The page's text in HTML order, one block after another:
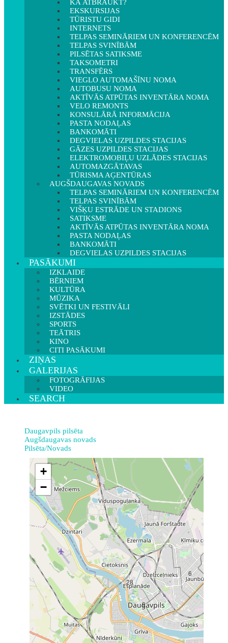
KĀ ATBRAUKT?
EKSKURSIJAS
TŪRISTU GIDI
INTERNETS
TELPAS SEMINĀRIEM UN KONFERENCĒM
TELPAS SVINĪBĀM
PILSĒTAS SATIKSME
TAKSOMETRI
TRANSFĒRS
VIEGLO AUTOMAŠĪNU NOMA
AUTOBUSU NOMA
AKTĪVĀS ATPŪTAS INVENTĀRA NOMA
VELO REMONTS
KONSULĀRĀ INFORMĀCIJA
PASTA NODAĻAS
BANKOMĀTI
DEGVIELAS UZPILDES STACIJAS
GĀZES UZPILDES STACIJAS
ELEKTROMOBIĻU UZLĀDES STACIJAS
AUTOMAZGĀTAVAS
TŪRISMA AĢENTŪRAS
AUGŠDAUGAVAS NOVADS
TELPAS SEMINĀRIEM UN KONFERENCĒM
TELPAS SVINĪBĀM
VIŠĶU ESTRĀDE UN STADIONS
SATIKSME
AKTĪVĀS ATPŪTAS INVENTĀRA NOMA
PASTA NODAĻAS
BANKOMĀTI
DEGVIELAS UZPILDES STACIJAS
PASĀKUMI
IZKLAIDE
BĒRNIEM
KULTŪRA
MŪZIKA
SVĒTKI UN FESTIVĀLI
IZSTĀDES
SPORTS
TEĀTRIS
KINO
CITI PASĀKUMI
ZIŅAS
GALERIJAS
FOTOGRĀFIJAS
VIDEO
SEARCH
Daugavpils pilsēta
Augšdaugavas novads
Pilsēta/Novads
6
9
28
+
−